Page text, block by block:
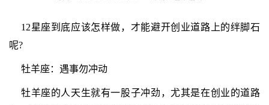
12星座到底应该怎样做，才能避开创业道路上的绊脚石
呢?
牡羊座：遇事勿冲动
牡羊座的人天生就有一股子冲劲，尤其是在创业的道路